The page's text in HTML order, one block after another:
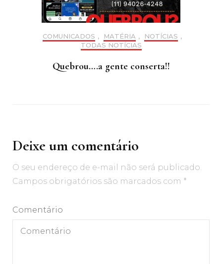
COMUNICADOS , MATÉRIA , NOTÍCIAS ,
TODAS NOTÍCIAS
Quebrou….a gente conserta!!
Deixe um comentário
O seu endereço de e-mail não será publicado.
Campos obrigatórios são marcados com *
Comentário